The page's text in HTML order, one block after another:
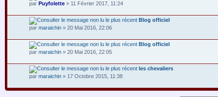
par Puyfolette » 11 Février 2017, 11:24
Blog officiel
par maraichin » 20 Mai 2016, 22:06
Blog officiel
par maraichin » 20 Mai 2016, 22:05
les chevaliers
par maraichin » 17 Octobre 2015, 11:38